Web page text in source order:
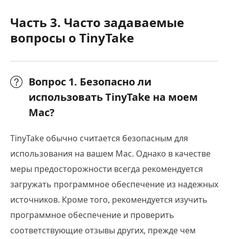
Часть 3. Часто задаваемые
вопросы о TinyTake
Вопрос 1. Безопасно ли
использовать TinyTake на моем
Mac?
TinyTake обычно считается безопасным для
использования на вашем Mac. Однако в качестве
меры предосторожности всегда рекомендуется
загружать программное обеспечение из надежных
источников. Кроме того, рекомендуется изучить
программное обеспечение и проверить
соответствующие отзывы других, прежде чем